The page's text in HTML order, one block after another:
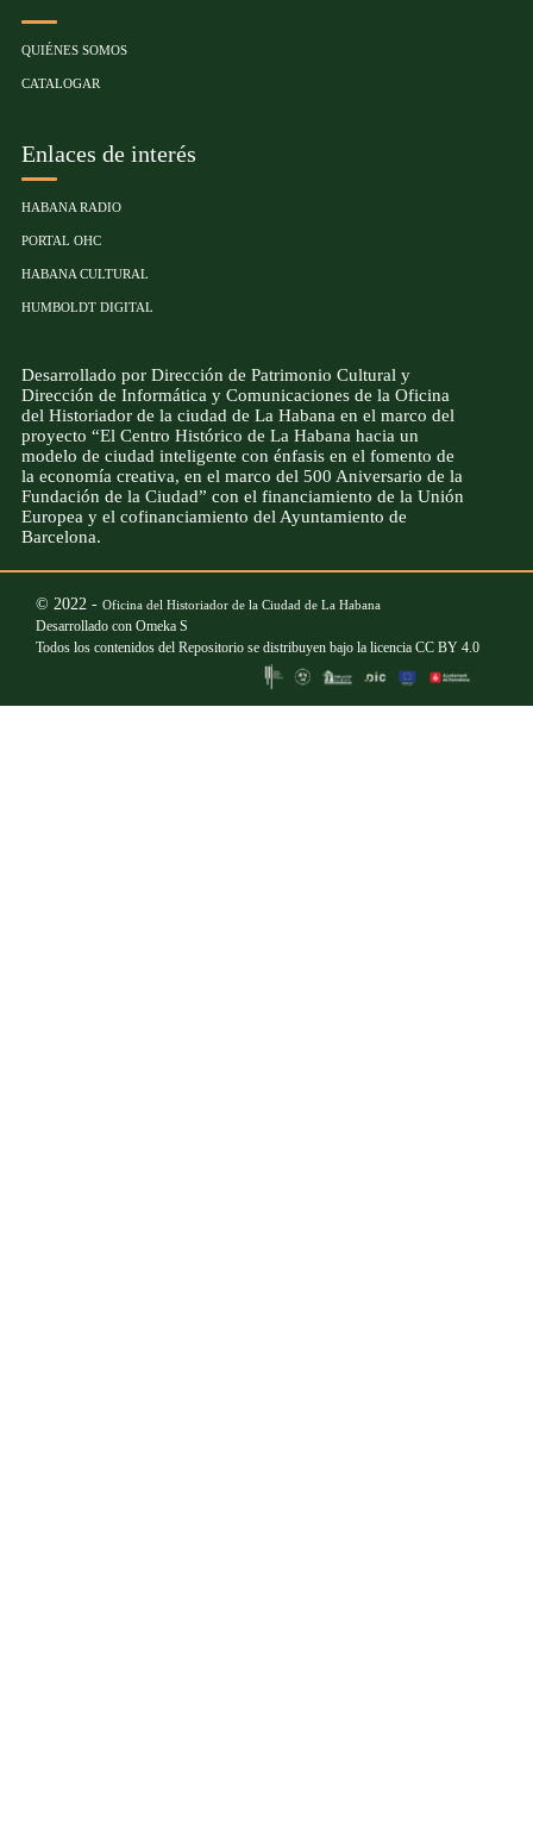
QUIÉNES SOMOS
CATALOGAR
Enlaces de interés
HABANA RADIO
PORTAL OHC
HABANA CULTURAL
HUMBOLDT DIGITAL
Desarrollado por Dirección de Patrimonio Cultural y
Dirección de Informática y Comunicaciones de la Oficina
del Historiador de la ciudad de La Habana en el marco del
proyecto “El Centro Histórico de La Habana hacia un
modelo de ciudad inteligente con énfasis en el fomento de
la economía creativa, en el marco del 500 Aniversario de la
Fundación de la Ciudad” con el financiamiento de la Unión
Europea y el cofinanciamiento del Ayuntamiento de
Barcelona.
© 2022 - Oficina del Historiador de la Ciudad de La Habana
Desarrollado con Omeka S
Todos los contenidos del Repositorio se distribuyen bajo la licencia CC BY 4.0